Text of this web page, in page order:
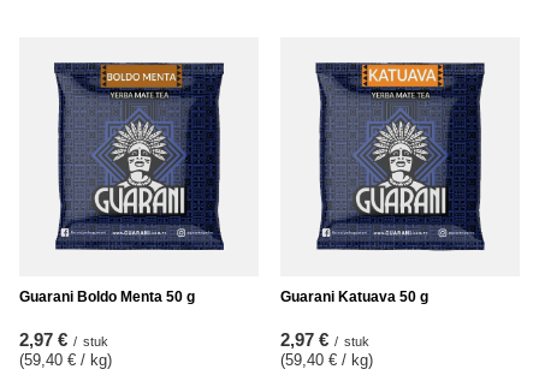
Guarani Boldo Menta 50 g
2,97 € / stuk
(59,40 € / kg)
Guarani Katuava 50 g
2,97 € / stuk
(59,40 € / kg)